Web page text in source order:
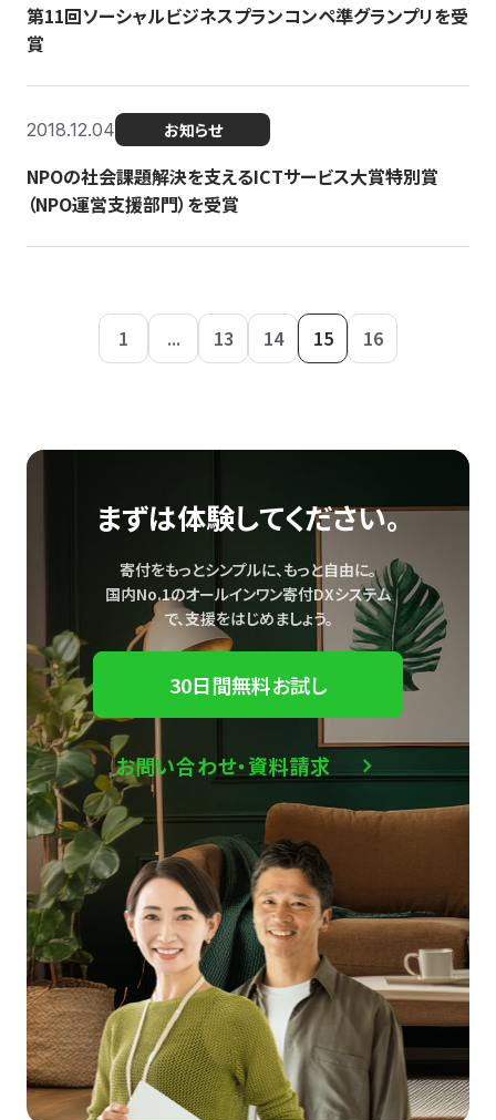
第11回ソーシャルビジネスプランコンペ準グランプリを受
賞
2018.12.04 お知らせ
NPOの社会課題解決を支えるICTサービス大賞特別賞
（NPO運営支援部門）を受賞
1 ... 13 14 15 16
まずは体験してください。
寄付をもっとシンプルに、もっと自由に。
国内No.1のオールインワン寄付DXシステム
で、支援をはじめましょう。
30日間無料お試し
お問い合わせ・資料請求